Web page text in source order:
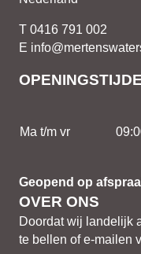
T 0416 791 002
E
Ma t/m vr
Geopend op
OVER ONS
Doordat wij landelijk
te bellen of e-mailen